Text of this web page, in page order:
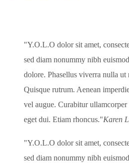
Y.O.L.O dolor sit amet,
sed diam nonummy nibh
dolore. Phasellus viverra nulla ut
Quisque rutrum. Aenean
vel augue. Curabitur
eget dui. Etiam rhoncus. Karen
Y.O.L.O dolor sit amet,
sed diam nonummy nibh